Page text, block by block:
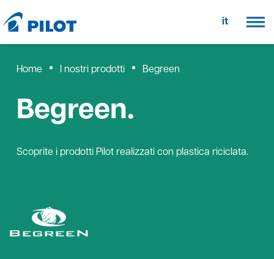
it
Home I nostri prodotti Begreen
Begreen.
Scoprite i prodotti Pilot realizzati con plastica riciclata.